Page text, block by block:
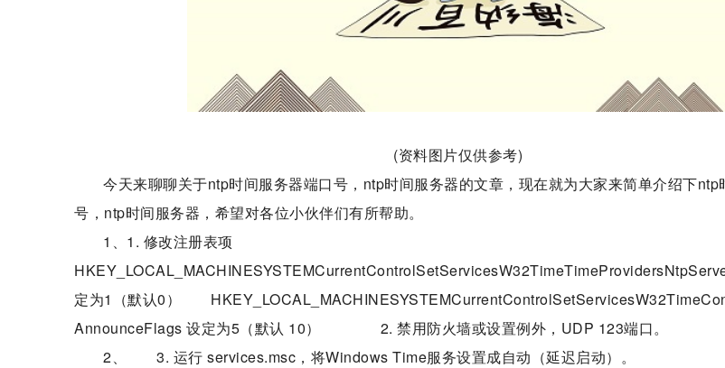
(资料图片仅供参考)
今天来聊聊关于ntp时间服务器端口号，ntp时间服务器的文章，现在就为大家来简单介绍下ntp
号，ntp时间服务器，希望对各位小伙伴们有所帮助。
1、1. 修改注册表项
定为1（默认0）
AnnounceFlags 设定为5（默认 10） 2. 禁用防火墙或设置例外，UDP 123端口。
2、 3. 运行 services.msc，将Windows Time服务设置成自动（延迟启动）。